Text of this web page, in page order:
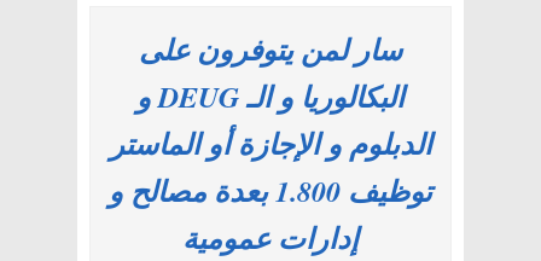
سار لمن يتوفرون على
البكالوريا و الـ DEUG و
الدبلوم و الإجازة أو الماستر
توظيف 1.800 بعدة مصالح و
إدارات عمومية